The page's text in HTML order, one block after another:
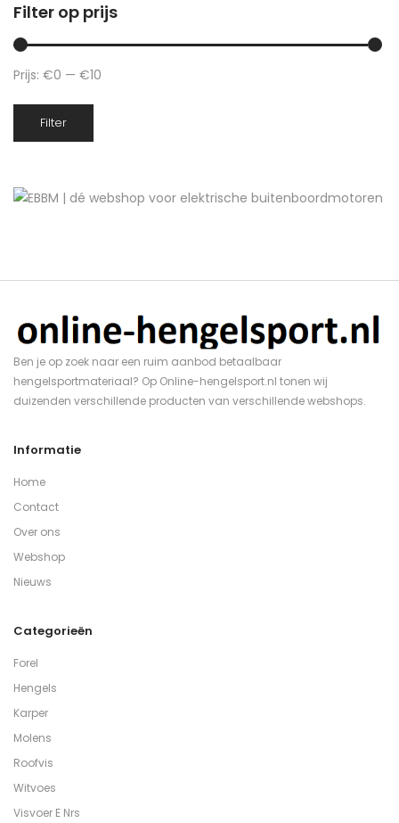
Filter op prijs
Filter
Prijs: €0 — €10
Ben je op zoek naar een ruim aanbod betaalbaar
hengelsportmateriaal? Op Online-hengelsport.nl tonen wij
duizenden verschillende producten van verschillende webshops.
Informatie
Home
Contact
Over ons
Webshop
Nieuws
Categorieën
Forel
Hengels
Karper
Molens
Roofvis
Witvoes
Visvoer E Nrs